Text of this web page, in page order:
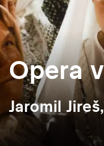
Opera
Jaromil